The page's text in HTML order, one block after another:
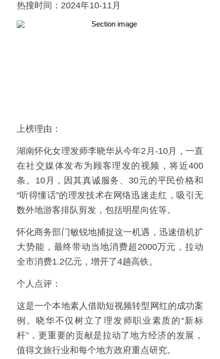
热搜时间：2024年10-11月
上榜理由：
湖南怀化女理发师李晓华从今年2月-10月，一直
在社交媒体发布为顾客理发的视频，将近400
条。10月，因其真诚服务、30元的平民价格和
“听得懂话”的理发技术在网络迅速走红，吸引无
数外地游客排队剪发，包括明星向佐等。
怀化商务部门敏锐地捕捉这一机遇，迅速借机扩
大势能，最终带动当地消费超2000万元，拉动
全市消费1.2亿元，增开了4趟高铁。
个人点评：
这是一个本地素人借助短视频转型网红的成功案
例。晓华不仅树立了理发师职业素质的“新标
杆”，更重要的贡献是拉动了地方经济的发展，
值得文旅行业和每个地方政府重点研究。